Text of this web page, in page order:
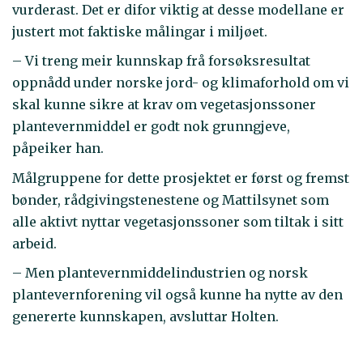
vurderast. Det er difor viktig at desse modellane er
justert mot faktiske målingar i miljøet.
– Vi treng meir kunnskap frå forsøksresultat
oppnådd under norske jord- og klimaforhold om vi
skal kunne sikre at krav om vegetasjonssoner
plantevernmiddel er godt nok grunngjeve,
påpeiker han.
Målgruppene for dette prosjektet er først og fremst
bønder, rådgivingstenestene og Mattilsynet som
alle aktivt nyttar vegetasjonssoner som tiltak i sitt
arbeid.
– Men plantevernmiddelindustrien og norsk
plantevernforening vil også kunne ha nytte av den
genererte kunnskapen, avsluttar Holten.